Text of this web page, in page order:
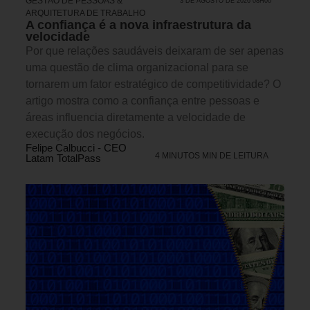
ARQUITETURA DE TRABALHO
A confiança é a nova infraestrutura da
velocidade
Por que relações saudáveis deixaram de ser apenas
uma questão de clima organizacional para se
tornarem um fator estratégico de competitividade? O
artigo mostra como a confiança entre pessoas e
áreas influencia diretamente a velocidade de
execução dos negócios.
Felipe Calbucci - CEO
Latam TotalPass
4 MINUTOS MIN DE LEITURA